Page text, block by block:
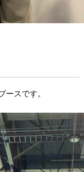
スです。